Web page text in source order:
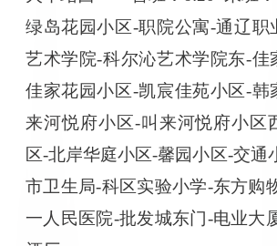
绿岛花园小区-职院公寓-通辽职
艺术学院-科尔沁艺术学院东-佳
佳家花园小区-凯宸佳苑小区-韩
来河悦府小区-叫来河悦府小区
区-北岸华庭小区-馨园小区-交通
市卫生局-科区实验小学-东方购
一人民医院-批发城东门-电业大